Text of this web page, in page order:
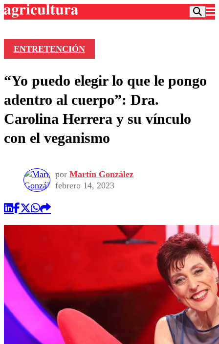
Frecuencias
Agricultura TV
Deportes
Colo Colo
Motor
Torneo Internacional
Torneo Nacional
Entretención
Noticias
Internacional
Nacional
Vida Social
Programas
Comercial
ENTRETENCIÓN
“Yo puedo elegir lo que le pongo
adentro al cuerpo”: Dra.
Carolina Herrera y su vínculo
con el veganismo
por Martín González
febrero 14, 2023